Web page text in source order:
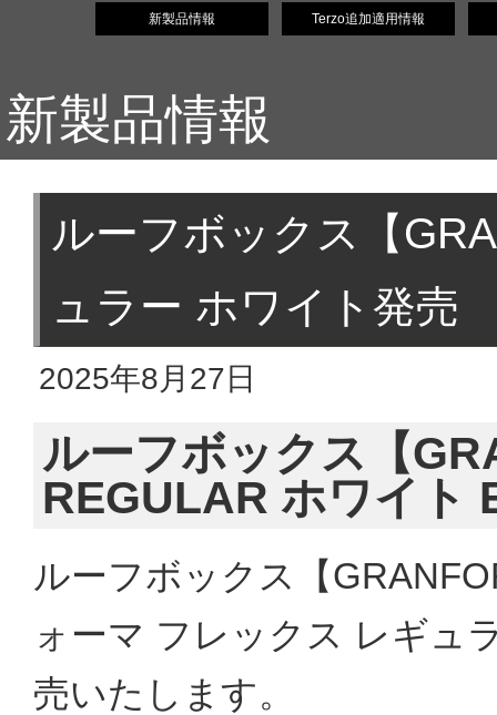
新製品情報 Terzo追加適用情報
新製品情報
ルーフボックス【
ュラー ホワイト発売
2025年8月27日
ルーフボックス【
REGULAR ホワイト
ルーフボックス【
ォーマ フレックス レギュ
売いたします。